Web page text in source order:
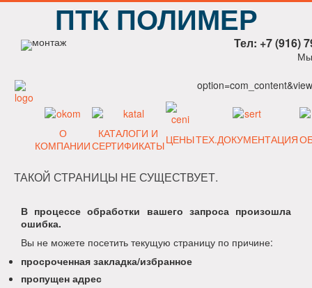
ПТК ПОЛИМЕР
Тел: +7 (916)
Мы
О
КОМПАНИИ
КАТАЛОГИ И
СЕРТИФИКАТЫЦЕНЫТЕХ.ДОКУМЕНТАЦИЯ
ТАКОЙ СТРАНИЦЫ НЕ СУЩЕСТВУЕТ.
В процессе обработки вашего запроса произошла
ошибка.
Вы не можете посетить текущую страницу по причине:
просроченная закладка/избранное
пропущен адрес